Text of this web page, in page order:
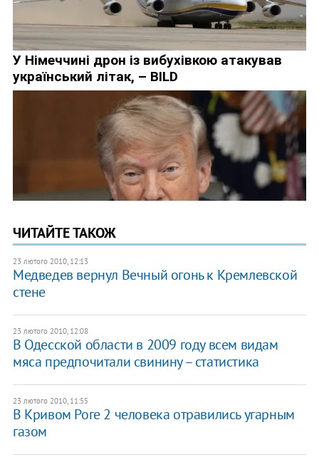
ЧИТАЙТЕ ТАКОЖ
23 лютого 2010, 12:13
Медведев вернул Вечный огонь к Кремлевской
стене
23 лютого 2010, 12:08
В Одесской области в 2009 году всем видам
мяса предпочитали свинину – статистика
23 лютого 2010, 11:55
В Кривом Роге 2 человека отравились угарным
газом